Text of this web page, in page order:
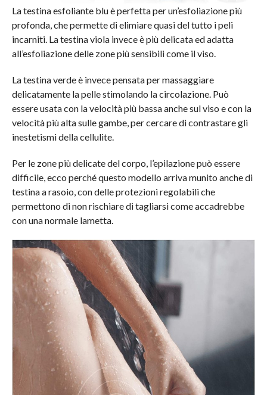
La testina esfoliante blu è perfetta per un’esfoliazione più
profonda, che permette di elimiare quasi del tutto i peli
incarniti. La testina viola invece è più delicata ed adatta
all’esfoliazione delle zone più sensibili come il viso.
La testina verde è invece pensata per massaggiare
delicatamente la pelle stimolando la circolazione. Può
essere usata con la velocità più bassa anche sul viso e con la
velocità più alta sulle gambe, per cercare di contrastare gli
inestetismi della cellulite.
Per le zone più delicate del corpo, l’epilazione può essere
difficile, ecco perché questo modello arriva munito anche di
testina a rasoio, con delle protezioni regolabili che
permettono di non rischiare di tagliarsi come accadrebbe
con una normale lametta.